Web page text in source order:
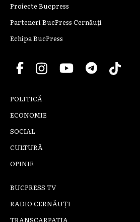
Proiecte Bucpress
Parteneri BucPress Cernăuți
Echipa BucPress
POLITICĂ
ECONOMIE
SOCIAL
CULTURĂ
OPINIE
BUCPRESS TV
RADIO CERNĂUȚI
TRANSCARPATIA